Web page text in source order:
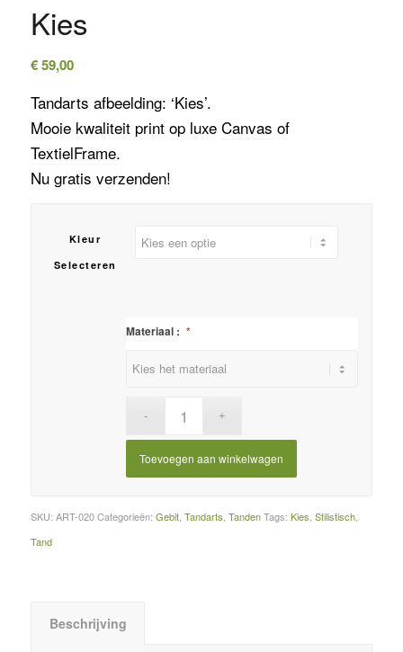
Kies
€59,00
Tandarts afbeelding: ‘Kies’.
Mooie kwaliteit print op luxe Canvas of
TextielFrame.
Nu gratis verzenden!
Kleur
Selecteren
Materiaal : *
Toevoegen aan winkelwagen
SKU: ART-020 Categorieën: Gebit, Tandarts Tanden Tags: Kies Stilistisch,
Tand
Beschrijving